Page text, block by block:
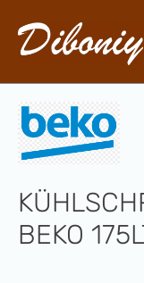
Zum Hauptinhalt
BEKO